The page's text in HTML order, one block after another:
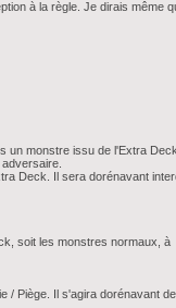
à la règle. Je dirais même
un monstre issu de l'Extra
Deck. Il sera dorénavant
soit les monstres normaux, à
/ Piège. Il s'agira dorénavant de